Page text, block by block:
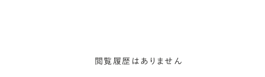
閲覧履歴はありません